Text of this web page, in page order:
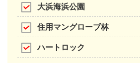
大浜海浜公園
住用マングローブ林
ハートロック